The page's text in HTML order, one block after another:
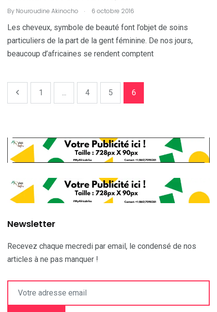
By Nouroudine Akinocho . 6 octobre 2016
Les cheveux, symbole de beauté font l’objet de soins
particuliers de la part de la gent féminine. De nos jours,
beaucoup d’africaines se rendent comptent
1 ... 4 5 6
Newsletter
Recevez chaque mecredi par email, le condensé de nos
articles à ne pas manquer !